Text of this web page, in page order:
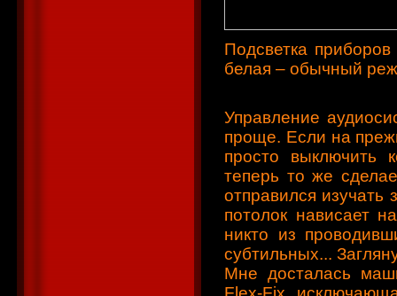
Подсветка
белая – обычный
Управление
проще. Если на
просто выключить
теперь то же
отправился изучать
потолок нависает
никто из
субтильных...
Мне досталась